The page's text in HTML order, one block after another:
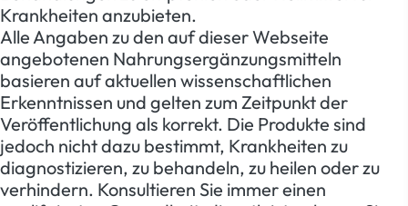
Krankheiten anzubieten.
Alle Angaben zu den auf dieser Webseite
angebotenen Nahrungsergänzungsmitteln
basieren auf aktuellen wissenschaftlichen
Erkenntnissen und gelten zum Zeitpunkt der
Veröffentlichung als korrekt. Die Produkte sind
jedoch nicht dazu bestimmt, Krankheiten zu
diagnostizieren, zu behandeln, zu heilen oder zu
verhindern. Konsultieren Sie immer einen